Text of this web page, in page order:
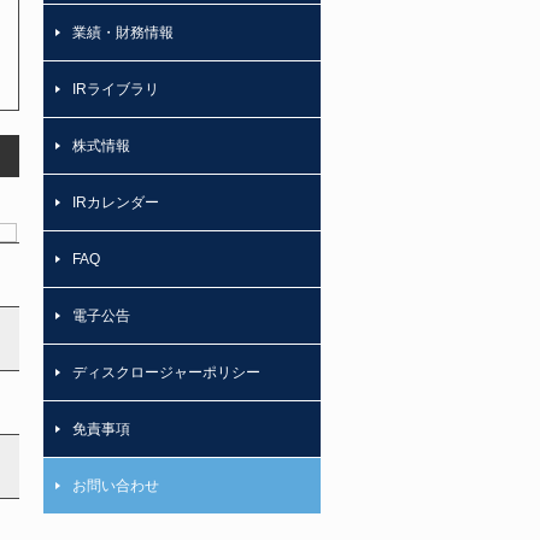
業績・財務情報
IRライブラリ
株式情報
IRカレンダー
FAQ
電子公告
ディスクロージャーポリシー
免責事項
お問い合わせ